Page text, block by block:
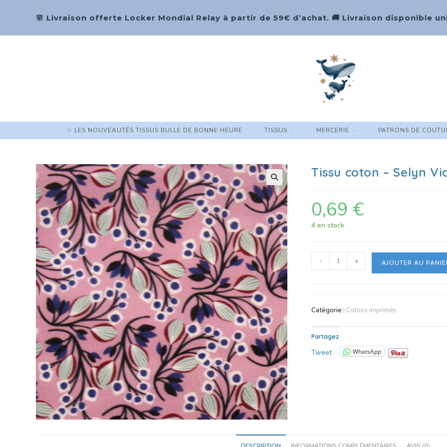
🌸 Livraison offerte Locker Mondial Relay à partir de 59€ d’achat. 🚚 Livraison disponible
✨ LES NOUVEAUTÉS TISSUS BULLE DE BONNE HEURE TISSUS MERCERIE PATRONS DE
🔍
Tissu coton – Selyn
0,69 €
4 en stock
- + AJOUTER AU
Catégorie : Cotons imprimés
Partagez
Tweet WhatsApp